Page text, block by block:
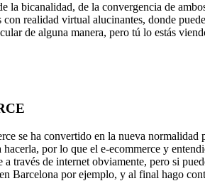
la bicanalidad, de la convergencia de
con realidad virtual alucinantes, donde
de alguna manera, pero tú lo estás
se ha convertido en la nueva
hacerla, por lo que el e-ecommerce y
a través de internet obviamente, pero si
Barcelona por ejemplo, y al final hago